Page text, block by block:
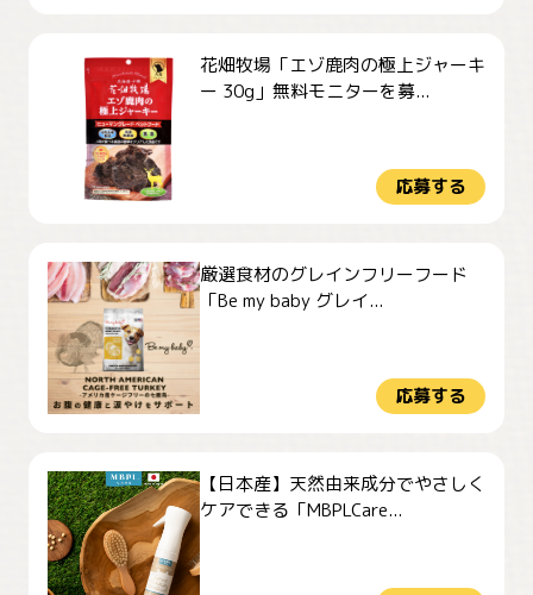
花畑牧場「エゾ鹿肉の極上ジャーキ
ー 30g」無料モニターを募...
応募する
厳選食材のグレインフリーフード
「Be my baby グレイ...
応募する
【日本産】天然由来成分でやさしく
ケアできる「MBPLCare...